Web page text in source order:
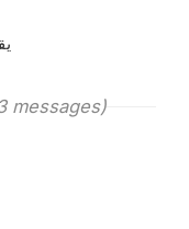
messages)